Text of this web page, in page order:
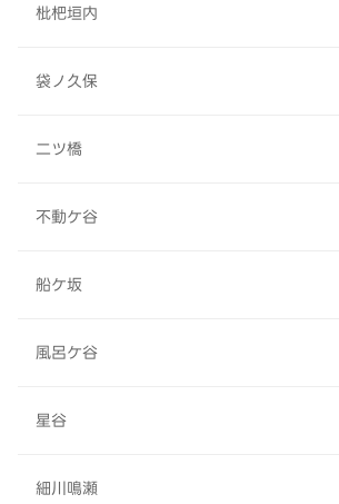
枇杷垣内
袋ノ久保
二ツ橋
不動ケ谷
船ケ坂
風呂ケ谷
星谷
細川鳴瀬